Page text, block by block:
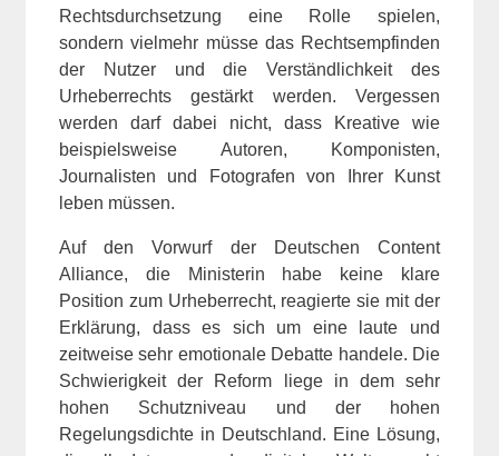
Rechtsdurchsetzung eine Rolle spielen,
sondern vielmehr müsse das Rechtsempfinden
der Nutzer und die Verständlichkeit des
Urheberrechts gestärkt werden. Vergessen
werden darf dabei nicht, dass Kreative wie
beispielsweise Autoren, Komponisten,
Journalisten und Fotografen von Ihrer Kunst
leben müssen.
Auf den Vorwurf der Deutschen Content
Alliance, die Ministerin habe keine klare
Position zum Urheberrecht, reagierte sie mit der
Erklärung, dass es sich um eine laute und
zeitweise sehr emotionale Debatte handele. Die
Schwierigkeit der Reform liege in dem sehr
hohen Schutzniveau und der hohen
Regelungsdichte in Deutschland. Eine Lösung,